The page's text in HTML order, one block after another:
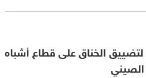
لتضييق الخناق على قطاع أشباه